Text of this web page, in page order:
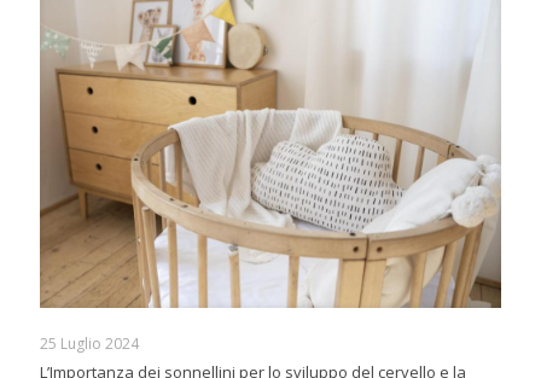
25 Luglio 2024
L’Importanza dei sonnellini per lo sviluppo del cervello e la